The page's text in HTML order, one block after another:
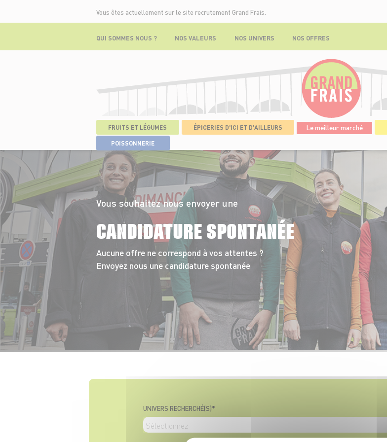
Vous êtes actuellement sur le site recrutement Grand Frais.
QUI SOMMES NOUS ? NOS VALEURS NOS UNIVERS NOS OFFRES
FRUITS ET LÉGUMES ÉPICERIES D'ICI ET D'AILLEURS Le meilleur marché
POISSONNERIE
ACCUEIL > NOS OFFRES
Vous souhaitez nous envoyer une
CANDIDATURE SPONTANÉE
Aucune offre ne correspond à vos attentes ?
Envoyez nous une candidature spontanée
UNIVERS RECHERCHÉ(S)*